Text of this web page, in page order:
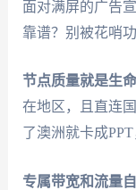
面对满屏的广告
靠谱？别被花哨
节点质量就是生
在地区，且直连
了澳洲就卡成
专属带宽和流量